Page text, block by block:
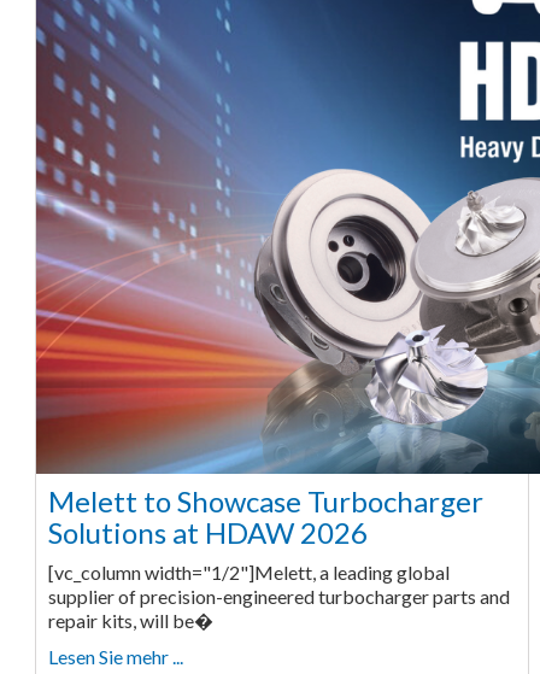
Melett to Showcase Turbocharger
Solutions at HDAW 2026
[vc_column width="1/2"]Melett, a leading global
supplier of precision-engineered turbocharger parts and
repair kits, will be�
Lesen Sie mehr ...